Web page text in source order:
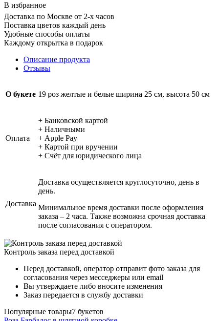
В избранное
Доставка по Москве от 2-х часов
Поставка цветов каждый день
Удобные способы оплаты
Каждому открытка в подарок
Описание продукта
Отзывы
О букете 19 роз желтые и белые ширина 25 см, высота 50 см
Оплата
+ Банковской картой
+ Наличными
+ Apple Pay
+ Картой при вручении
+ Счёт для юридического лица
Доставка
Доставка осуществляется круглосуточно, день в
день.
Минимальное время доставки после оформления
заказа – 2 часа. Также возможна срочная доставка
после согласования с оператором.
Контроль заказа перед доставкой
Перед доставкой, оператор отправит фото заказа для
согласования через месседжеры или email
Вы утверждаете либо вносите изменения
Заказ передается в службу доставки
Популярные товары7 букетов